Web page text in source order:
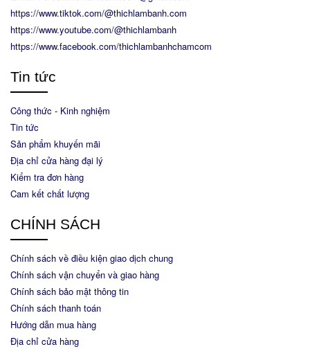
https://www.tiktok.com/@thichlambanh.com
https://www.youtube.com/@thichlambanh
https://www.facebook.com/thichlambanhchamcom
Tin tức
Công thức - Kinh nghiệm
Tin tức
Sản phẩm khuyến mãi
Địa chỉ cửa hàng đại lý
Kiểm tra đơn hàng
Cam kết chất lượng
CHÍNH SÁCH
Chính sách về điều kiện giao dịch chung
Chính sách vận chuyển và giao hàng
Chính sách bảo mật thông tin
Chính sách thanh toán
Hướng dẫn mua hàng
Địa chỉ cửa hàng